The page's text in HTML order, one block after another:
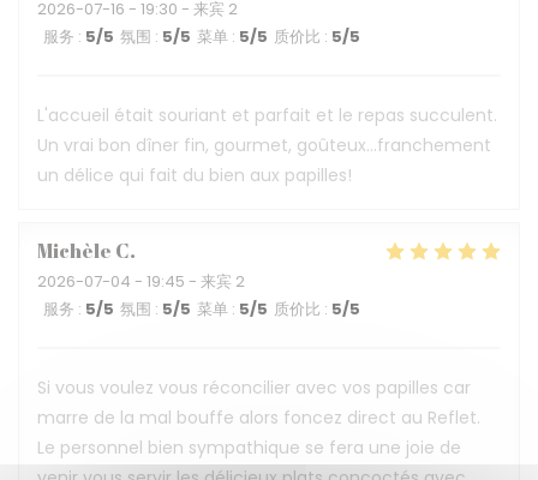
2026-07-16 - 19:30 - 来宾 2
服务 : 5/5 氛围 : 5/5 菜单 : 5/5 质价比 : 5/5
L'accueil était souriant et parfait et le repas succulent.
Un vrai bon dîner fin, gourmet, goûteux...franchement
un délice qui fait du bien aux papilles!
Michèle C
2026-07-04 - 19:45 - 来宾 2
服务 : 5/5 氛围 : 5/5 菜单 : 5/5 质价比 : 5/5
Si vous voulez vous réconcilier avec vos papilles car
marre de la mal bouffe alors foncez direct au Reflet.
Le personnel bien sympathique se fera une joie de